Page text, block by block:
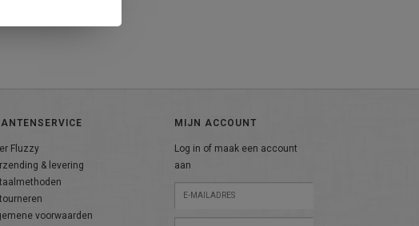
Fluzzy
& levering
voorwaarden
MIJN ACCOUNT
Log in of maak een account
aan